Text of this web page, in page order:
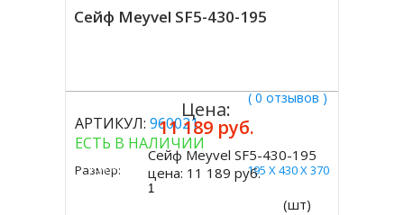
Сейф Meyvel SF5-430-195
( 0 отзывов )
АРТИКУЛ: 960021
ЕСТЬ В НАЛИЧИИ
Размер: 195 Х 430 Х 370
Цена:
11 189 руб.
Купить
Сейф Meyvel SF5-430-195
цена: 11 189 руб.
(шт)